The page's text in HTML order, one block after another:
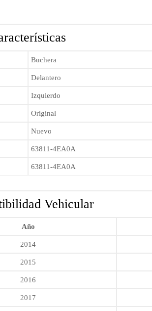
Buchera
Delantero
Izquierdo
Original
Nuevo
63811-4EA0A
63811-4EA0A
Vehicular
Año
2014
2015
2016
2017